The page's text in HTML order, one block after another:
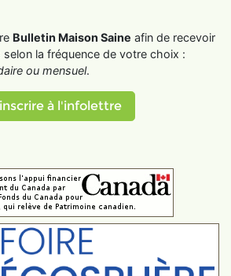
Bulletin Maison Saine afin de recevoir
selon la fréquence de votre choix :
ou mensuel.
à l'infolettre